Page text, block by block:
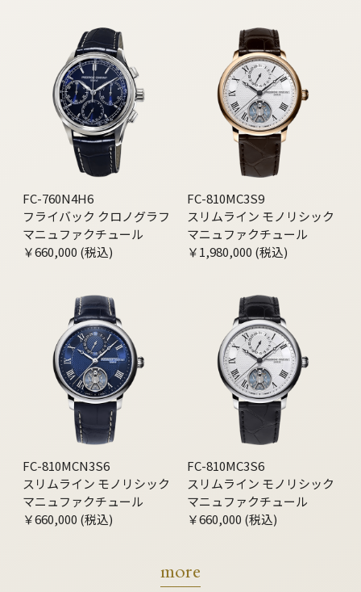
FC-760N4H6
フライバック クロノグラフ
マニュファクチュール
￥660,000 (税込)
FC-810MC3S9
スリムライン モノリシック
マニュファクチュール
￥1,980,000 (税込)
FC-810MCN3S6
スリムライン モノリシック
マニュファクチュール
￥660,000 (税込)
FC-810MC3S6
スリムライン モノリシック
マニュファクチュール
￥660,000 (税込)
more